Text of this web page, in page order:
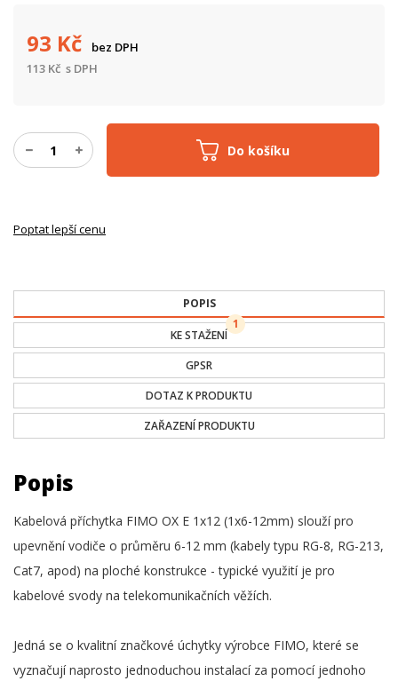
Do košíku
93 Kč
bez DPH
113 Kč s DPH
Poptat lepší cenu
POPIS
KE STAŽENÍ
1
GPSR
DOTAZ K PRODUKTU
ZAŘAZENÍ PRODUKTU
Popis
Kabelová příchytka FIMO OX E 1x12 (1x6-12mm) slouží pro
upevnění vodiče o průměru 6-12 mm (kabely typu RG-8, RG-213,
Cat7, apod) na ploché konstrukce - typické využití je pro
kabelové svody na telekomunikačních věžích.
Jedná se o kvalitní značkové úchytky výrobce FIMO, které se
vyznačují naprosto jednoduchou instalací za pomocí jednoho